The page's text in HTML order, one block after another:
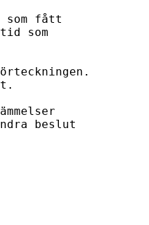
som fått
som
beslut